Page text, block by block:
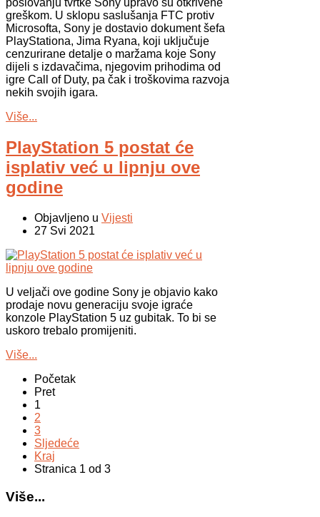
poslovanju tvrtke Sony upravo su otkrivene
greškom. U sklopu saslušanja FTC protiv
Microsofta, Sony je dostavio dokument šefa
PlayStationa, Jima Ryana, koji uključuje
cenzurirane detalje o maržama koje Sony
dijeli s izdavačima, njegovim prihodima od
igre Call of Duty, pa čak i troškovima razvoja
nekih svojih igara.
Više...
PlayStation 5 postat će
isplativ već u lipnju ove
godine
Objavljeno u Vijesti
27 Svi 2021
U veljači ove godine Sony je objavio kako
prodaje novu generaciju svoje igraće
konzole PlayStation 5 uz gubitak. To bi se
uskoro trebalo promijeniti.
Više...
Početak
Pret
1
2
3
Sljedeće
Kraj
Stranica 1 od 3
Više...